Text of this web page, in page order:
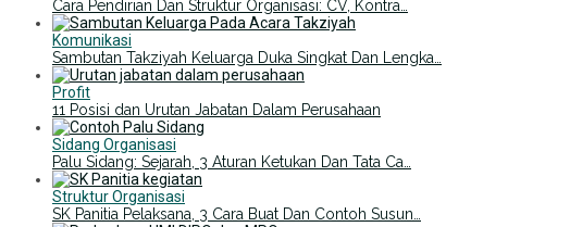
Cara Pendirian Dan Struktur Organisasi: CV, Kontra…
Komunikasi
Sambutan Takziyah Keluarga Duka Singkat Dan Lengka…
Profit
11 Posisi dan Urutan Jabatan Dalam Perusahaan
Sidang Organisasi
Palu Sidang: Sejarah, 3 Aturan Ketukan Dan Tata Ca…
Struktur Organisasi
SK Panitia Pelaksana, 3 Cara Buat Dan Contoh Susun…